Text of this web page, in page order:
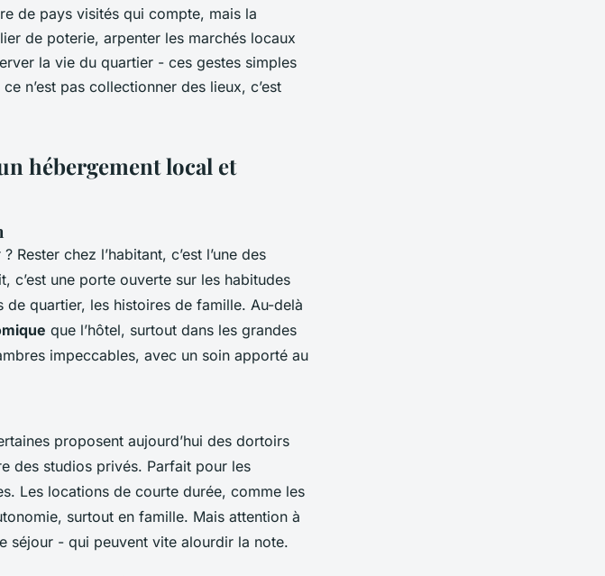
de pays visités qui compte, mais la
de poterie, arpenter les marchés locaux
la vie du quartier - ces gestes simples
n’est pas collectionner des lieux, c’est
hébergement local et
Rester chez l’habitant, c’est l’une des
c’est une porte ouverte sur les habitudes
quartier, les histoires de famille. Au-delà
que l’hôtel, surtout dans les grandes
impeccables, avec un soin apporté au
proposent aujourd’hui des dortoirs
des studios privés. Parfait pour les
Les locations de courte durée, comme les
surtout en famille. Mais attention à
séjour - qui peuvent vite alourdir la note.